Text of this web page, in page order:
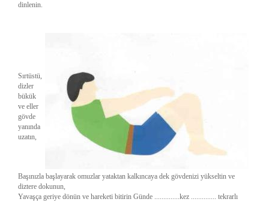
dinlenin.
Sırtüstü,
dizler
bükük
ve eller
gövde
yanında
uzatın,
Başınızla başlayarak omuzlar yataktan kalkıncaya dek gövdenizi yükseltin ve
diztere dokunun,
Yavaşça geriye dönün ve hareketi bitirin Günde ..............kez .............. tekrarlı